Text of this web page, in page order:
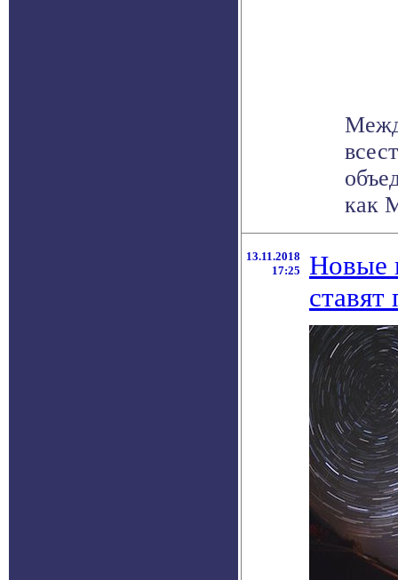
как
13.11.2018
17:25
Новые